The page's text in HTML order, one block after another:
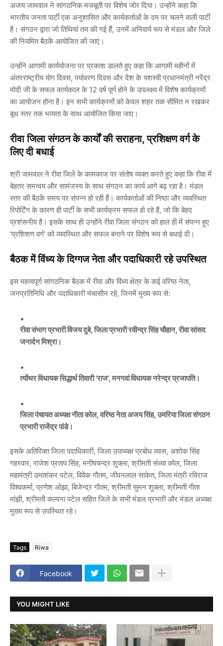
अजय जामवाल ने सांगठनिक मजबूती पर विशेष जोर दिया। उन्होंने कहा कि
भारतीय जनता पार्टी एक अनुशासित और कार्यकर्ताओं के दम पर चलने वाली पार्टी
है। संगठन द्वारा जो तिथियां तय की गई हैं, उनमें अनिवार्य रूप से मंडल और जिले
की नियमित बैठकें आयोजित की जाएं।
उन्होंने आगामी कार्ययोजना पर प्रकाश डालते हुए कहा कि आगामी महीनों में
अंतरराष्ट्रीय योग दिवस, पर्यावरण दिवस और देश के यशस्वीप्रधानमंत्री नरेंद्र
मोदी जी के सफल कार्यकाल के 12 वर्ष पूर्ण होने के उपलक्ष्य में विशेष कार्यक्रमों
का आयोजन होना है। इन सभी कार्यक्रमों को केवल शहर तक सीमित न रखकर
बूथ स्तर तक भव्यता के साथ आयोजित किया जाए।
रीवा जिला संगठन के कार्यों की सराहना, प्रशिक्षण वर्ग के
लिए दी बधाई
श्री जामवाल ने रीवा जिले के कामकाज पर संतोष व्यक्त करते हुए कहा कि रीवा में
बेहतर समन्वय और सामंजस्य के साथ संगठन का कार्य आगे बढ़ रहा है। मंडल
स्तर की बैठकें समय पर संपन्न हो रही हैं। कार्यकर्ताओं की निष्ठा और व्यवस्थित
रिपोर्टिंग के कारण ही पार्टी के सभी कार्यक्रम सफल हो रहे हैं, जो कि बेहद
प्रशंसनीय है। इसके साथ ही उन्होंने रीवा जिला संगठन को हाल ही में संपन्न हुए
'प्रशिशण वर्ग' को व्यवस्थित और सफल बनाने पर विशेष रूप से बधाई दी।
बैठक में विंध्य के दिग्गज नेता और पदाधिकारी रहे उपस्थित
इस महत्वपूर्ण सांगठनिक बैठक में रीवा और विंध्य क्षेत्र के कई वरिष्ठ नेता,
जनप्रतिनिधि और पदाधिकारी मंचासीन रहे, जिनमें मुख्य रूप से:
रीवा संभाग प्रभारीविजय दुबे, जिला प्रभारीरवीन्द्र सिंह चौहान, रीवा सांसद
जनार्दन मिश्रा।
त्योंथर विधायकसिद्धार्थ तिवारी'राज', मनगवां विधायकनरेन्द्र प्रजापति।
जिला पंचायत अध्यक्षनीता कोल, वरिष्ठ नेताअजय सिंह, उमरिया जिला संगठन
प्रभारीराजेंद्र पांडे।
इसके अतिरिक्त जिला पदाधिकारी, जिला उपाध्यक्ष प्रबोध व्यास, अशोक सिंह
गहरवार, राजेश प्रताप सिंह, मनीषचन्द्र शुक्ला, श्रीमती संध्या कोल, जिला
महामंत्री उमाशंकर पटेल, विवेक गौतम, जीवनलाल साकेत, जिला मंत्री रविराज
विश्वकर्मा, प्रणेश ओझा, बिजेन्द्र गौतम, श्रीमती सुमन शुक्ला, श्रीमती गीता
मांझी, श्रीमती कल्पना पटेल सहित जिले के सभी मंडल प्रभारी और मंडल अध्यक्ष
मुख्य रूप से उपस्थित रहे।
Tags Riwa
Facebook
YOU MIGHT LIKE